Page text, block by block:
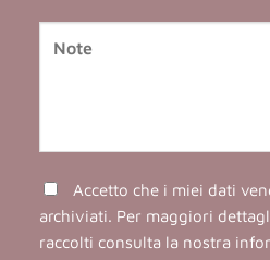
Accetto che i miei dati
archiviati. Per maggiori
raccolti consulta la nostra